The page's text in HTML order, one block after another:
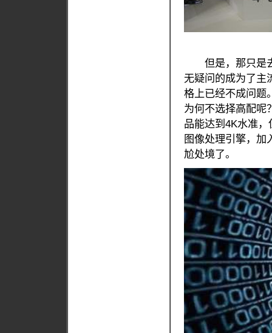
但是，那只是去
无疑问的成为了主
格上已经不成问题
为何不选择高配呢
品能达到4K水准
图像处理引擎，加
尬处境了。